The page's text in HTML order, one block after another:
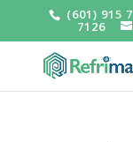
(601) 915
7126